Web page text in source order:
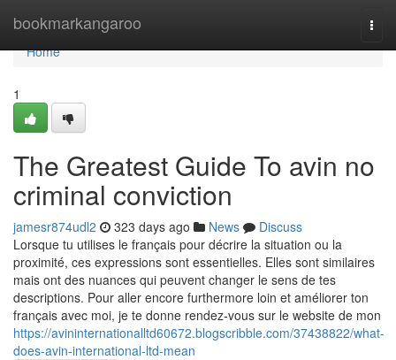
bookmarkangaroo
Home
Home
1
The Greatest Guide To avin no
criminal conviction
jamesr874udl2 323 days ago News
Discuss
Lorsque tu utilises le français pour décrire la situation ou la
proximité, ces expressions sont essentielles. Elles sont similaires
mais ont des nuances qui peuvent changer le sens de tes
descriptions. Pour aller encore furthermore loin et améliorer ton
français avec moi, je te donne rendez-vous sur le website de mon
https://avininternationalltd60672.blogscribble.com/37438822/what-
does-avin-international-ltd-mean